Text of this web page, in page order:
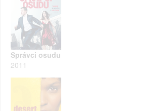
Správci osudu
2011